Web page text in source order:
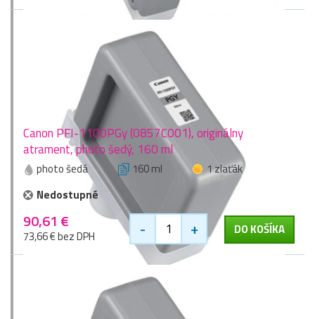
Canon PFI-1100PGy (0857C001), originálny
atrament, photo šedý, 160 ml
photo šedá 160 ml
1 zlaťák
Nedostupné
90,61 €
73,66 € bez DPH - + DO KOŠÍKA